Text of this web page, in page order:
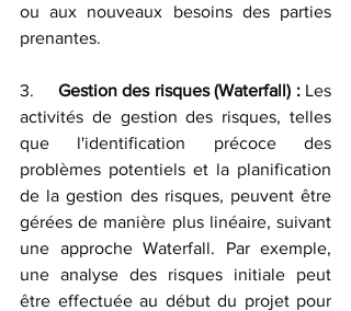
ou aux nouveaux besoins des parties
prenantes.
3. Gestion des risques (Waterfall) : Les
activités de gestion des risques, telles
que l'identification précoce des
problèmes potentiels et la planification
de la gestion des risques, peuvent être
gérées de manière plus linéaire, suivant
une approche Waterfall. Par exemple,
une analyse des risques initiale peut
être effectuée au début du projet pour